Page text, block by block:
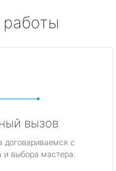
вызов
договариваемся с
и выбора мастера.